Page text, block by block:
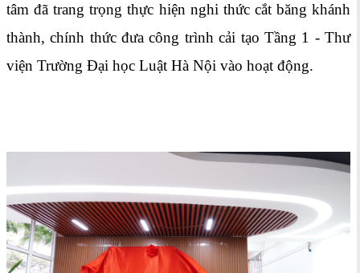
tâm đã trang trọng thực hiện nghi thức cắt băng khánh
thành, chính thức đưa công trình cải tạo Tầng 1 - Thư
viện Trường Đại học Luật Hà Nội vào hoạt động.